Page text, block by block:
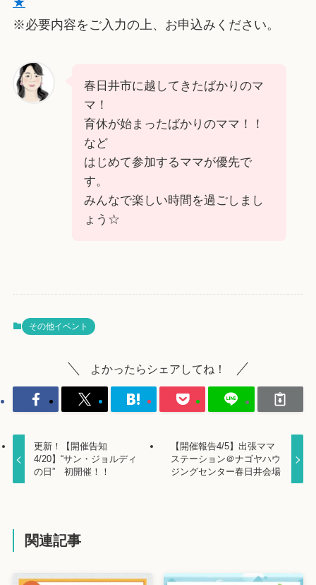
※必要内容をご入力の上、お申込みください。
春日井市に越してきたばかりのマ
マ！
育休が始まったばかりのママ！！
など
はじめて参加するママが優先で
す。
みんなで楽しい時間を過ごしまし
ょう☆
その他イベント
よかったらシェアしてね！
更新！【開催告知
4/20】“サン・ジョルディ
の日” 初開催！！
【開催報告4/5】出張ママ
ステーション＠ナゴヤハウ
ジングセンター春日井会場
関連記事